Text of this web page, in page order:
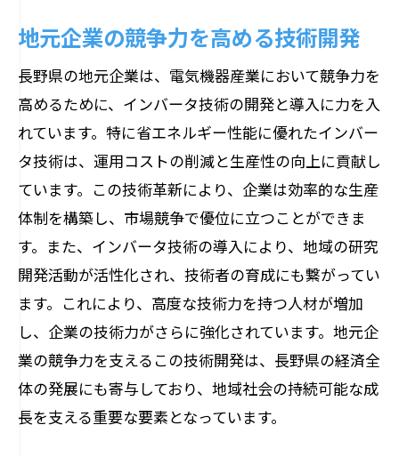
地元企業の競争力を高める技術開発
長野県の地元企業は、電気機器産業において競争力を
高めるために、インバータ技術の開発と導入に力を入
れています。特に省エネルギー性能に優れたインバー
タ技術は、運用コストの削減と生産性の向上に貢献し
ています。この技術革新により、企業は効率的な生産
体制を構築し、市場競争で優位に立つことができま
す。また、インバータ技術の導入により、地域の研究
開発活動が活性化され、技術者の育成にも繋がってい
ます。これにより、高度な技術力を持つ人材が増加
し、企業の技術力がさらに強化されています。地元企
業の競争力を支えるこの技術開発は、長野県の経済全
体の発展にも寄与しており、地域社会の持続可能な成
長を支える重要な要素となっています。